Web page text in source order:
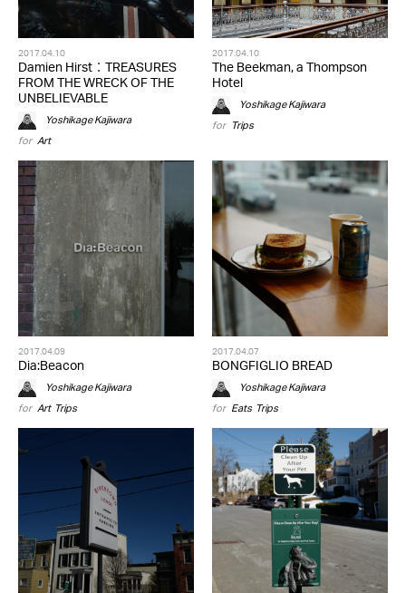
2017.04.10
Damien Hirst：TREASURES
FROM THE WRECK OF THE
UNBELIEVABLE
Yoshikage Kajiwara
for Art
2017.04.10
The Beekman, a Thompson
Hotel
Yoshikage Kajiwara
for Trips
2017.04.09
Dia:Beacon
Yoshikage Kajiwara
for Art, Trips
2017.04.07
BONGFIGLIO BREAD
Yoshikage Kajiwara
for Eats, Trips